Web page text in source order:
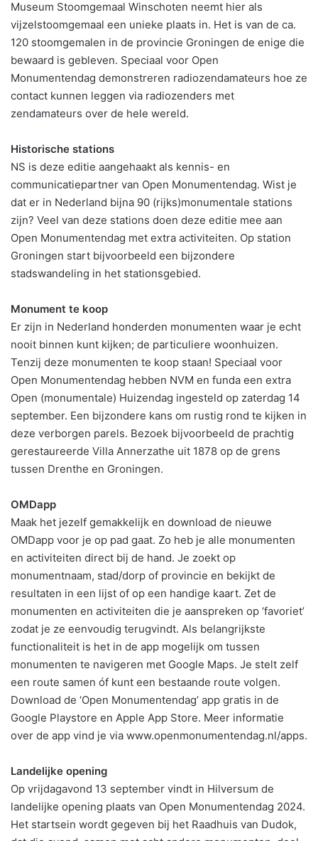
Museum Stoomgemaal Winschoten neemt hier als
vijzelstoomgemaal een unieke plaats in. Het is van de ca.
120 stoomgemalen in de provincie Groningen de enige die
bewaard is gebleven. Speciaal voor Open
Monumentendag demonstreren radiozendamateurs hoe ze
contact kunnen leggen via radiozenders met
zendamateurs over de hele wereld.
Historische stations
NS is deze editie aangehaakt als kennis- en
communicatiepartner van Open Monumentendag. Wist je
dat er in Nederland bijna 90 (rijks)monumentale stations
zijn? Veel van deze stations doen deze editie mee aan
Open Monumentendag met extra activiteiten. Op station
Groningen start bijvoorbeeld een bijzondere
stadswandeling in het stationsgebied.
Monument te koop
Er zijn in Nederland honderden monumenten waar je echt
nooit binnen kunt kijken; de particuliere woonhuizen.
Tenzij deze monumenten te koop staan! Speciaal voor
Open Monumentendag hebben NVM en funda een extra
Open (monumentale) Huizendag ingesteld op zaterdag 14
september. Een bijzondere kans om rustig rond te kijken in
deze verborgen parels. Bezoek bijvoorbeeld de prachtig
gerestaureerde Villa Annerzathe uit 1878 op de grens
tussen Drenthe en Groningen.
OMDapp
Maak het jezelf gemakkelijk en download de nieuwe
OMDapp voor je op pad gaat. Zo heb je alle monumenten
en activiteiten direct bij de hand. Je zoekt op
monumentnaam, stad/dorp of provincie en bekijkt de
resultaten in een lijst of op een handige kaart. Zet de
monumenten en activiteiten die je aanspreken op ‘favoriet’
zodat je ze eenvoudig terugvindt. Als belangrijkste
functionaliteit is het in de app mogelijk om tussen
monumenten te navigeren met Google Maps. Je stelt zelf
een route samen óf kunt een bestaande route volgen.
Download de ‘Open Monumentendag’ app gratis in de
Google Playstore en Apple App Store. Meer informatie
over de app vind je via www.openmonumentendag.nl/apps.
Landelijke opening
Op vrijdagavond 13 september vindt in Hilversum de
landelijke opening plaats van Open Monumentendag 2024.
Het startsein wordt gegeven bij het Raadhuis van Dudok,